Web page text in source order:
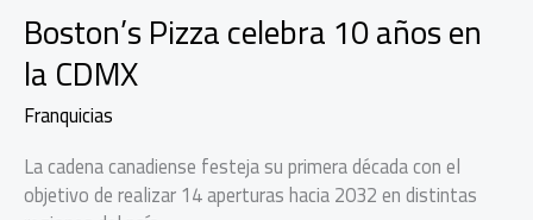
Boston’s Pizza celebra 10 años en
la CDMX
Franquicias
La cadena canadiense festeja su primera década con el
objetivo de realizar 14 aperturas hacia 2032 en distintas